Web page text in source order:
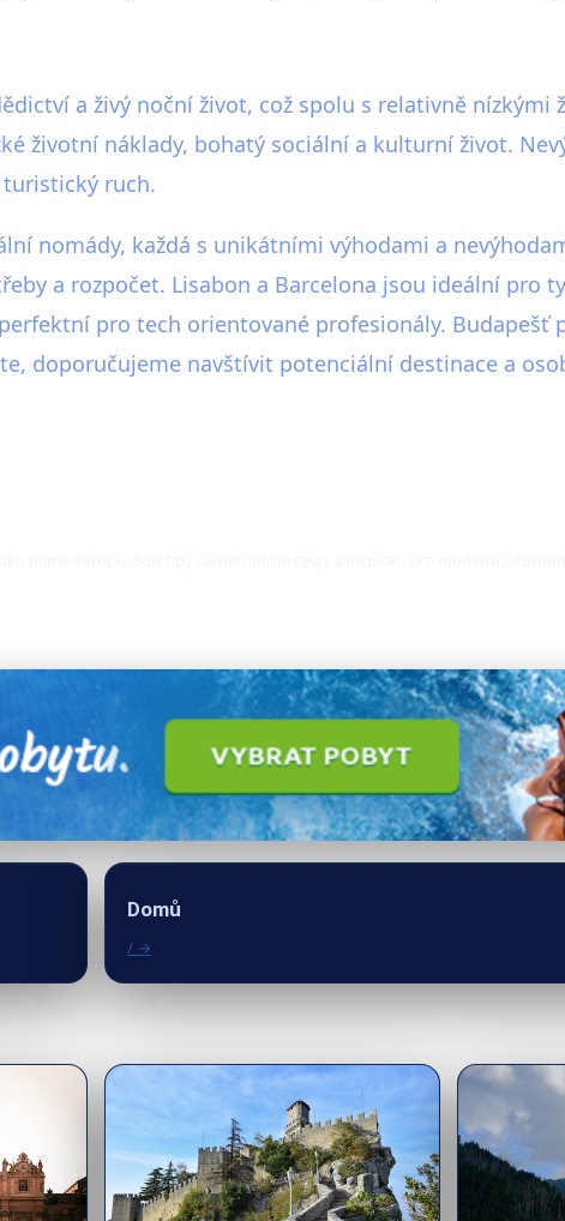
a živý noční život, což spolu s relativně
životní náklady, bohatý sociální a kulturní život.
ruch.
nomády, každá s unikátními výhodami a
a rozpočet. Lisabon a Barcelona jsou ideální pro
pro tech orientované profesionály. Budapešť
doporučujeme navštívit potenciální destinace a
Domů
/ →